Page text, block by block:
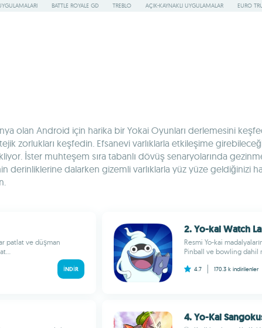
BATTLE ROYALE GD TREBLO AÇIK-KAYNAKLI UYGULAMALAR EURO
Android için harika bir Yokai Oyunları derlemesini
zorlukları keşfedin. Efsanevi varlıklarla etkileşime
İster muhteşem sıra tabanlı dövüş senaryolarında
dalarken gizemli varlıklarla yüz yüze geldiğinizi
patlat ve düşman
İNDIR
2. Yo-kai Watch
Resmi Yo-kai
Pinball ve bowling dahil
4.7 170.3 k indirilenler
4. Yo-Kai